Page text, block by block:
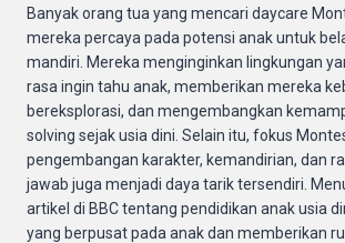
Banyak orang tua yang mencari daycare
mereka percaya pada potensi anak untuk
mandiri. Mereka menginginkan lingkungan
rasa ingin tahu anak, memberikan mereka
bereksplorasi, dan mengembangkan
solving sejak usia dini. Selain itu, fokus
pengembangan karakter, kemandirian, dan
jawab juga menjadi daya tarik tersendiri.
artikel di BBC tentang pendidikan anak usia
yang berpusat pada anak dan memberikan